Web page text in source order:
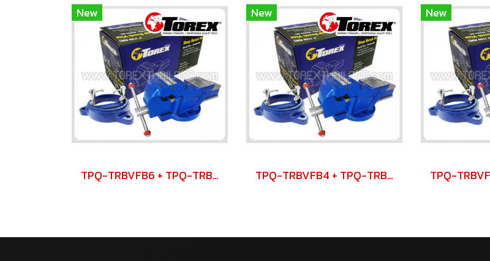
New
TPQ-TRBVFB6 + TPQ-TRBSWV6 ชุดปากกาจับชิ้นงาน 150 มม. (6") พร้อมฐานหมุน
New
TPQ-TRBVFB4 + TPQ-TRBSWV4 ชุดปากกาจับชิ้นงาน 100 มม. (4") พร้อมฐานหมุน
New